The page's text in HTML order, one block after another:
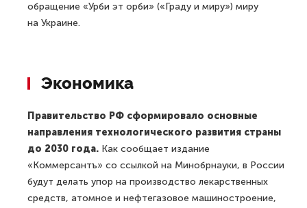
обращение «Урби эт орби» («Граду и миру») миру
на Украине.
Экономика
Правительство РФ сформировало основные
направления технологического развития страны
до 2030 года. Как сообщает издание
«Коммерсантъ» со ссылкой на Минобрнауки, в России
будут делать упор на производство лекарственных
средств, атомное и нефтегазовое машиностроение,